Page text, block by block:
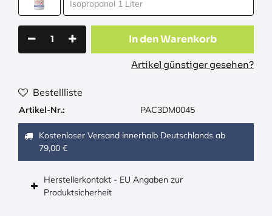
In den Warenkorb
Artikel günstiger gesehen?
Bestellliste
Artikel-Nr.: PAC3DM0045
Kostenloser Versand innerhalb Deutschlands ab
79,00 €
Herstellerkontakt - EU Angaben zur
Produktsicherheit